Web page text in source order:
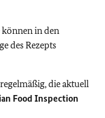
können in den
des Rezepts
die aktuell
Food Inspection